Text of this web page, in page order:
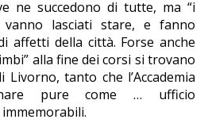
ne succedono di tutte, ma “i
vanno lasciati stare, e fanno
affetti della città. Forse anche
alla fine dei corsi si trovano
Livorno, tanto che l’Accademia
pure come … ufficio